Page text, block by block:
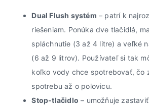
Dual Flush systém – patrí k
riešeniam. Ponúka dve tlačidlá,
spláchnutie (3 až 4 litre) a veľké
(6 až 9 litrov). Používateľ si tak
koľko vody chce spotrebovať, čo
spotrebu až o polovicu.
Stop-tlačidlo – umožňuje